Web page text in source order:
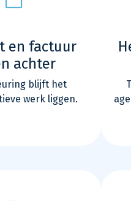
en factuur
achter
blijft het
werk liggen.